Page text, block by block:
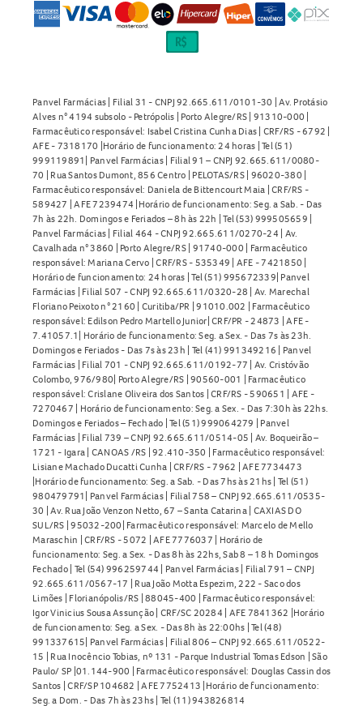
horário habitual, respeitando os intervalos entre as doses.
Não é necessário tomar uma dose extra para compensar o
esquecimento. Em caso de dúvidas, consulte um
Contraindicações do OHDE 7.000 UI Cápsulas Moles
Hipersensibilidade ao colecalciferol ou a qualquer
componente da fórmula
Hipervitaminose D (excesso de vitamina D no sangue)
Hipercalcemia (excesso de cálcio no sangue)
Osteodistrofia renal com hiperfosfatemia
Má formação óssea
Quando não devo usar o OHDE 7.000 UI Cápsulas Moles?
Não utilize o OHDE 7.000 UI Cápsulas Moles em caso de
alergia a qualquer componente da fórmula, em situações
de excesso de vitamina D, cálcio ou fósforo no sangue, ou
em casos de má formação óssea. O uso em gestantes deve
ser feito apenas sob orientação médica. Pacientes com
problemas cardíacos, renais ou metabólicos devem
consultar um médico antes de iniciar o tratamento.
Posso comprar o OHDE 7.000 UI Cápsulas Moles sem
receita médica?
OHDE 7.000 UI preçopode ser consultado em farmácias,
mas a venda é feita sob prescrição médica. Sempre
consulte um profissional de saúde antes de iniciar o uso
deste medicamento.
Como armazenar o OHDE 7.000 UI Cápsulas Moles?
Armazene o OHDE 7.000 UI Cápsulas Moles em
temperatura ambiente, entre 15°C e 30°C, protegido da
luz e da umidade. Mantenha o medicamento em sua
Panvel Farmácias | Filial 31 - CNPJ 92.665.611/0101-30 | Av. Protásio
Alves n° 4194 subsolo - Petrópolis | Porto Alegre/RS | 91310-000 |
Farmacêutico responsável: Isabel Cristina Cunha Dias | CRF/RS - 6792 |
AFE - 7318170 |Horário de funcionamento: 24 horas | Tel (51)
999119891| Panvel Farmácias | Filial 91 – CNPJ 92.665.611/0080-
70 | Rua Santos Dumont, 856 Centro | PELOTAS/RS | 96020-380 |
Farmacêutico responsável: Daniela de Bittencourt Maia | CRF/RS -
589427 | AFE 7239474 |Horário de funcionamento: Seg. a Sab. - Das
7h às 22h. Domingos e Feriados – 8h às 22h | Tel (53) 999505659 |
Panvel Farmácias | Filial 464 - CNPJ 92.665.611/0270-24 | Av.
Cavalhada n° 3860 | Porto Alegre/RS | 91740-000 | Farmacêutico
responsável: Mariana Cervo | CRF/RS - 535349 | AFE - 7421850 |
Horário de funcionamento: 24 horas | Tel (51) 995672339| Panvel
Farmácias | Filial 507 - CNPJ 92.665.611/0320-28 | Av. Marechal
Floriano Peixoto n° 2160 | Curitiba/PR | 91010.002 | Farmacêutico
responsável: Edilson Pedro Martello Junior| CRF/PR - 24873 | AFE -
7.41057.1| Horário de funcionamento: Seg. a Sex. - Das 7s às 23h.
Domingos e Feriados - Das 7s às 23h | Tel (41) 991349216 | Panvel
Farmácias | Filial 701 - CNPJ 92.665.611/0192-77 | Av. Cristóvão
Colombo, 976/980| Porto Alegre/RS | 90560-001 | Farmacêutico
responsável: Crislane Oliveira dos Santos | CRF/RS - 590651 | AFE -
7270467 | Horário de funcionamento: Seg. a Sex. - Das 7:30h às 22hs.
Domingos e Feriados – Fechado | Tel (51) 999064279 | Panvel
Farmácias | Filial 739 – CNPJ 92.665.611/0514-05 | Av. Boqueirão –
1721 - Igara | CANOAS /RS | 92.410-350 | Farmacêutico responsável:
Lisiane Machado Ducatti Cunha | CRF/RS - 7962 | AFE 7734473
|Horário de funcionamento: Seg. a Sab. - Das 7hs às 21hs | Tel (51)
980479791| Panvel Farmácias | Filial 758 – CNPJ 92.665.611/0535-
30 | Av. Rua João Venzon Netto, 67 – Santa Catarina | CAXIAS DO
SUL/RS | 95032-200| Farmacêutico responsável: Marcelo de Mello
Maraschin | CRF/RS - 5072 | AFE 7776037 | Horário de
funcionamento: Seg. a Sex. - Das 8h às 22hs, Sab 8 – 18 h Domingos
Fechado | Tel (54) 996259744 | Panvel Farmácias | Filial 791 – CNPJ
92.665.611/0567-17 | Rua João Motta Espezim, 222 - Saco dos
Limões | Florianópolis/RS | 88045-400 | Farmacêutico responsável:
Igor Vinicius Sousa Assunção | CRF/SC 20284 | AFE 7841362 |Horário
de funcionamento: Seg. a Sex. - Das 8h às 22:00hs | Tel (48)
991337615| Panvel Farmácias | Filial 806 – CNPJ 92.665.611/0522-
15 | Rua Inocêncio Tobias, nº 131 - Parque Industrial Tomas Edson | São
Paulo/ SP |01.144-900 | Farmacêutico responsável: Douglas Cassin dos
Santos | CRF/SP 104682 | AFE 7752413 |Horário de funcionamento:
Seg. a Dom. - Das 7h às 23hs | Tel (11) 943826814